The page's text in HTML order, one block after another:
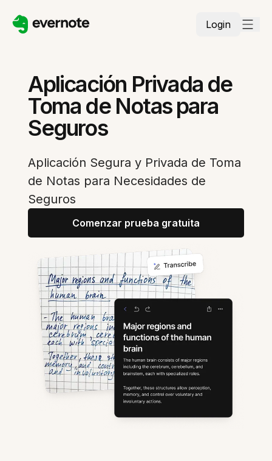
Login
Aplicación Privada de
Toma de Notas para
Seguros
Aplicación Segura y Privada de Toma
de Notas para Necesidades de
Seguros
Comenzar prueba gratuita